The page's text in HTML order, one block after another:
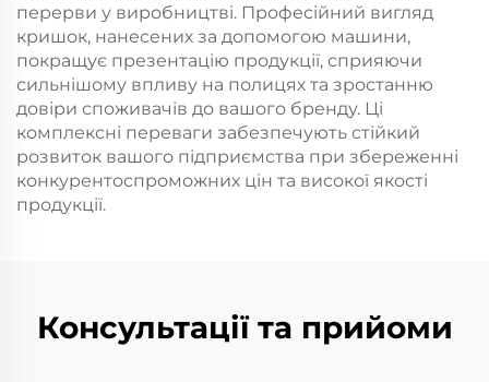
перерви у виробництві. Професійний вигляд
кришок, нанесених за допомогою машини,
покращує презентацію продукції, сприяючи
сильнішому впливу на полицях та зростанню
довіри споживачів до вашого бренду. Ці
комплексні переваги забезпечують стійкий
розвиток вашого підприємства при збереженні
конкурентоспроможних цін та високої якості
продукції.
Консультації та прийоми